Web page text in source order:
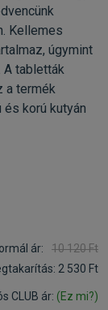
Kellemes
úgymint
A tabletták
a termék
korú kutyán
ár:
10 120 Ft
2 530 Ft
CLUB ár: (Ez mi?)